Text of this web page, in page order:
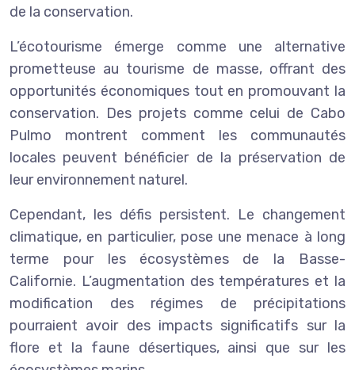
de la conservation.
L’écotourisme émerge comme une alternative
prometteuse au tourisme de masse, offrant des
opportunités économiques tout en promouvant la
conservation. Des projets comme celui de Cabo
Pulmo montrent comment les communautés
locales peuvent bénéficier de la préservation de
leur environnement naturel.
Cependant, les défis persistent. Le changement
climatique, en particulier, pose une menace à long
terme pour les écosystèmes de la Basse-
Californie. L’augmentation des températures et la
modification des régimes de précipitations
pourraient avoir des impacts significatifs sur la
flore et la faune désertiques, ainsi que sur les